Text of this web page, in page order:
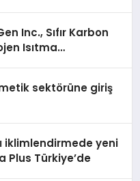
Inc., Sıfır Karbon
Isıtma
sektörüne giriş
iklimlendirmede yeni
Plus Türkiye’de